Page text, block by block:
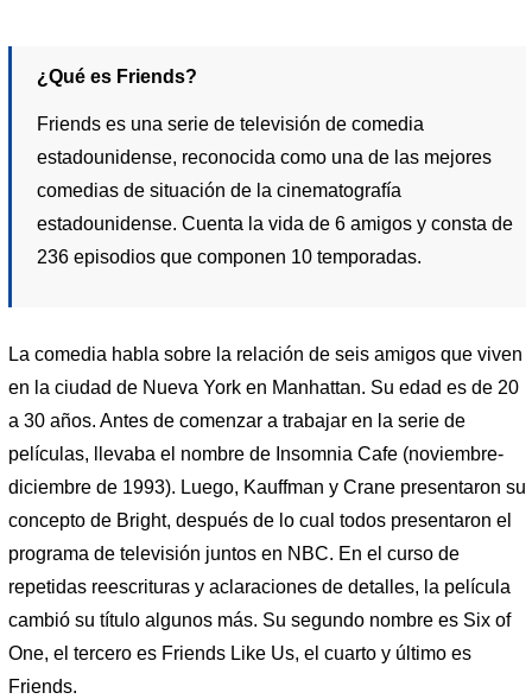
¿Qué es Friends?
Friends es una serie de televisión de comedia
estadounidense, reconocida como una de las mejores
comedias de situación de la cinematografía
estadounidense. Cuenta la vida de 6 amigos y consta de
236 episodios que componen 10 temporadas.
La comedia habla sobre la relación de seis amigos que viven
en la ciudad de Nueva York en Manhattan. Su edad es de 20
a 30 años. Antes de comenzar a trabajar en la serie de
películas, llevaba el nombre de Insomnia Cafe (noviembre-
diciembre de 1993). Luego, Kauffman y Crane presentaron su
concepto de Bright, después de lo cual todos presentaron el
programa de televisión juntos en NBC. En el curso de
repetidas reescrituras y aclaraciones de detalles, la película
cambió su título algunos más. Su segundo nombre es Six of
One, el tercero es Friends Like Us, el cuarto y último es
Friends.